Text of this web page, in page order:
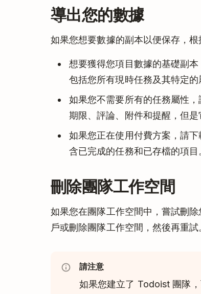
導出您的數據
如果您想要數據的副本以便保存，
想要獲得您項目數據的基礎副本
包括您所有現時任務及其特定
如果您不需要所有的任務屬性，
期限、評論、附件和提醒，但是
如果您正在使用付費方案，請
含已完成的任務和已存檔的項目
刪除團隊工作空間
如果您在團隊工作空間中，嘗試刪
戶或刪除團隊工作空間，然後再重試
請注意
如果您建立了 Todoist 團隊